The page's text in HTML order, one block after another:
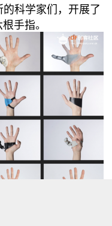
科学家们，开展了
手指。